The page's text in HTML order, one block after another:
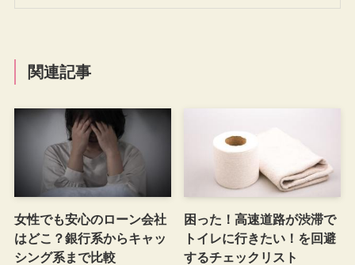
関連記事
女性でも安心のローン会社
はどこ？銀行系からキャッ
シング系まで比較
困った！高速道路が渋滞で
トイレに行きたい！を回避
するチェックリスト